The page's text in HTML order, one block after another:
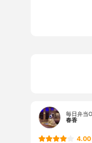
毎日弁当
春香
4.00